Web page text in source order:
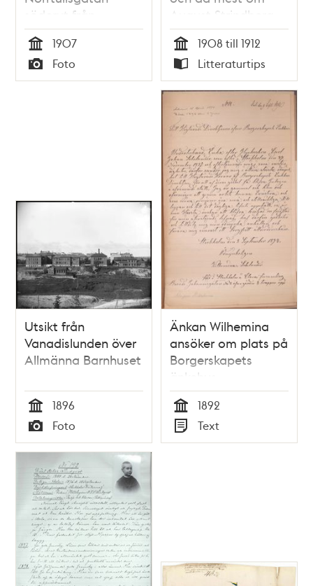
söderut från
Odenplan. Fd kv
Stjärnan
Tid
1907
Typ
Foto
August Strindberg
och hans tid i huset
/ Meg Egeland
Tid
1908 till 1912
Typ
Litteraturtips
Utsikt från
Vanadislunden över
Allmänna Barnhuset
Tid
1896
Typ
Foto
Änkan Wilhemina
ansöker om plats på
Borgerskapets
änkehus
Tid
1892
Typ
Text